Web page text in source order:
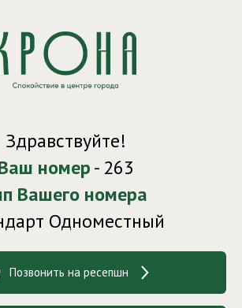
Здравствуйте!
номер- 263
Вашего номера
Одноместный
Позвонить на ресепшн